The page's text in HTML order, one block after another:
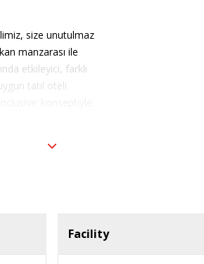
size unutulmaz
manzarası ile
etkileyici, farklı
tatil oteli
Facility